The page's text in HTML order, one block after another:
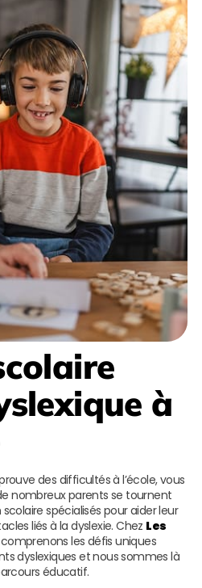
à
des difficultés à l’école, vous
nombreux parents se tournent
spécialisés pour aider leur
liés à la dyslexie. Chez Les
les défis uniques
dyslexiques et nous sommes là
éducatif.